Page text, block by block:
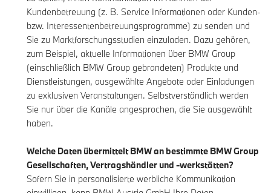
Kundenbetreuung (z. B. Service Informationen oder Kunden-
bzw. Interessentenbetreuungsprogramme) zu senden und
Sie zu Marktforschungsstudien einzuladen. Dazu gehören,
zum Beispiel, aktuelle Informationen über BMW Group
(einschließlich BMW Group gebrandeten) Produkte und
Dienstleistungen, ausgewählte Angebote oder Einladungen
zu exklusiven Veranstaltungen. Selbstverständlich werden
Sie nur über die Kanäle angesprochen, die Sie ausgewählt
haben.
Welche Daten übermittelt BMW an bestimmte BMW Group
Gesellschaften, Vertragshändler und -werkstätten?
Sofern Sie in personalisierte werbliche Kommunikation